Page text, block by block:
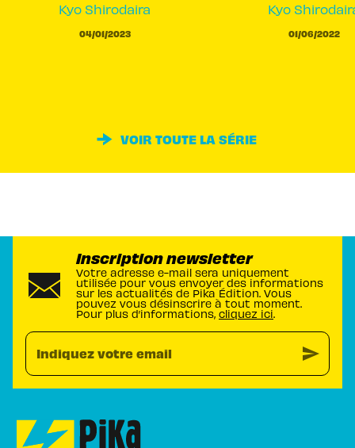
Kyo Shirodaira
04/01/2023
Kyo
01/06/2022
VOIR TOUTE LA SÉRIE
Inscription newsletter
Votre adresse e-mail sera uniquement
utilisée pour vous envoyer des informations
sur les actualités de Pika Édition. Vous
pouvez vous désinscrire à tout moment.
Pour plus d’informations, cliquez ici.
Indiquez votre email send